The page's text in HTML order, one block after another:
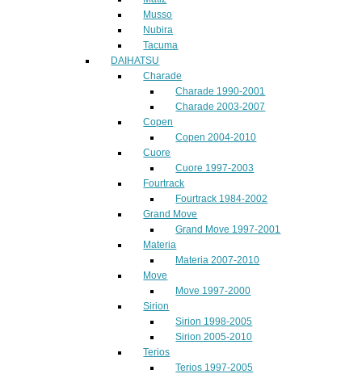
Musso
Nubira
Tacuma
DAIHATSU
Charade
Charade 1990-2001
Charade 2003-2007
Copen
Copen 2004-2010
Cuore
Cuore 1997-2003
Fourtrack
Fourtrack 1984-2002
Grand Move
Grand Move 1997-2001
Materia
Materia 2007-2010
Move
Move 1997-2000
Sirion
Sirion 1998-2005
Sirion 2005-2010
Terios
Terios 1997-2005